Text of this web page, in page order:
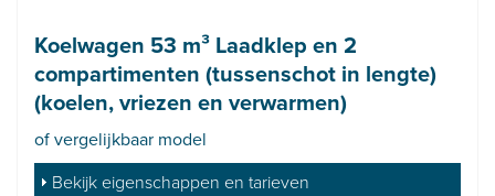
Koelwagen 53 m³ Laadklep en 2
compartimenten (tussenschot in lengte)
(koelen, vriezen en verwarmen)
of vergelijkbaar model
Bekijk eigenschappen en tarieven